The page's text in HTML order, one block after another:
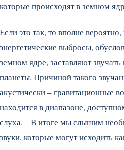
которые происходят в земном
Если это так, то вполне
энергетические выбросы,
земном ядре, заставляют
планеты. Причиной такого
акустически – гравитационные
находится в диапазоне,
слуха. В итоге мы слышим
звуки, которые могут исходить